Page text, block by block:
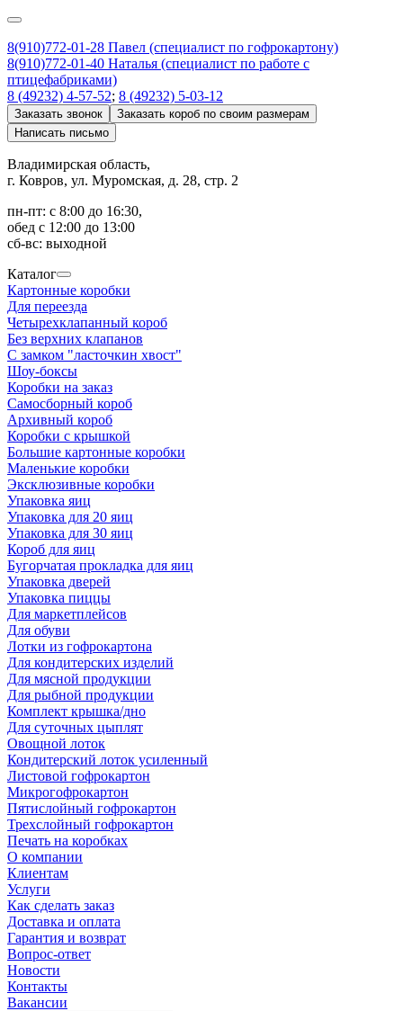
8(910)772-01-28 Павел (специалист по гофрокартону)
8(910)772-01-40 Наталья (специалист по работе с
птицефабриками)
8 (49232) 4-57-52; 8 (49232) 5-03-12
Заказать звонок
Заказать короб по своим размерам
Написать письмо
Владимирская область,
г. Ковров, ул. Муромская, д. 28, стр. 2
пн-пт: с 8:00 до 16:30,
обед с 12:00 до 13:00
сб-вс: выходной
Каталог
Картонные коробки
Для переезда
Четырехклапанный короб
Без верхних клапанов
С замком "ласточкин хвост"
Шоу-боксы
Коробки на заказ
Самосборный короб
Архивный короб
Коробки с крышкой
Большие картонные коробки
Маленькие коробки
Эксклюзивные коробки
Упаковка яиц
Упаковка для 20 яиц
Упаковка для 30 яиц
Короб для яиц
Бугорчатая прокладка для яиц
Упаковка дверей
Упаковка пиццы
Для маркетплейсов
Для обуви
Лотки из гофрокартона
Для кондитерских изделий
Для мясной продукции
Для рыбной продукции
Комплект крышка/дно
Для суточных цыплят
Овощной лоток
Кондитерский лоток усиленный
Листовой гофрокартон
Микрогофрокартон
Пятислойный гофрокартон
Трехслойный гофрокартон
Печать на коробках
О компании
Клиентам
Услуги
Как сделать заказ
Доставка и оплата
Гарантия и возврат
Вопрос-ответ
Новости
Контакты
Вакансии